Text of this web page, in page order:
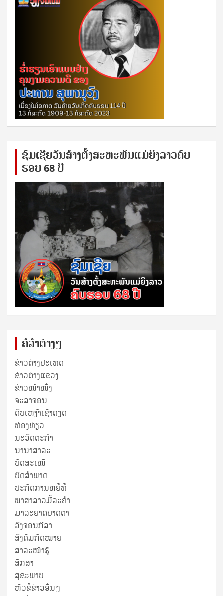
ຊົ​ມ​ເຊີຍ​ວັນ​ສ້າງ​ຕັ້ງ​ສະ​ຫະ​ພັນ​ແມ່​ຍິງ​​ລາວຄົບ​
ຮອບ 68 ປິ
ຄໍລຳຕ່າງໆ
ຂ່າວຕ່າງປະເທດ
ຂ່າວ​ຕ່າງ​ແຂວງ
ຂ່າວໜ້າໜຶ່ງ
ຈະລາຈອນ
ດັບເຫງົາເຊົາຄຽດ
ທ່ອງທ່ຽວ
ນະວັດຕະກໍາ
ນານາສາລະ
ບົດສະເໜີ
ບົດສໍາພາດ
ປະກົດການຫຍໍ້ທໍ້
ພາສາລາວມື້ລະຄຳ
ມາລະຍາດບາດຕາ
ວົງຈອນກີລາ
ສັງຄົມກົດໝາຍ
ສາລະໜ້າຮູ້
ສຶກສາ
ສຸ​ຂະ​ພາບ
ຫົວຂໍ້ຂ່າວອື່ນໆ